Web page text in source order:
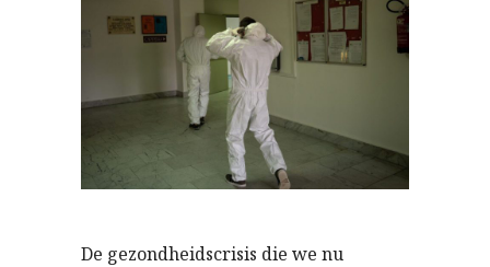
De gezondheidscrisis die we nu